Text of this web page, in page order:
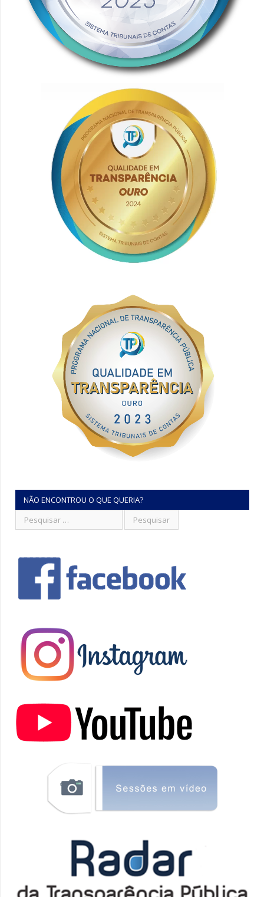
NÃO ENCONTROU O QUE QUERIA?